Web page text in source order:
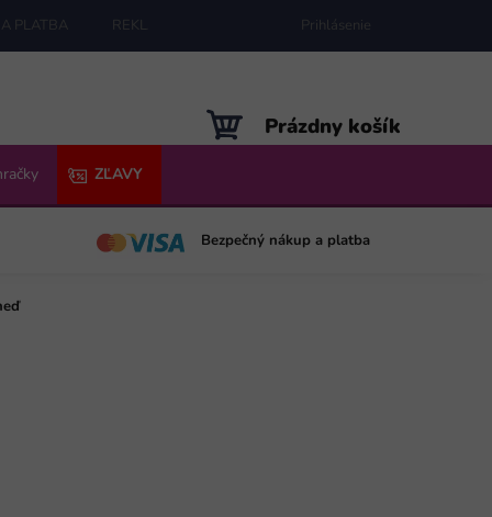
PLATBA REKLAMÁCIE MAPA SERVERU
Prihlásenie
NÁKUPNÝ
KOŠÍK
Prázdny košík
ZĽAVY
Bezpečný nákup a platba